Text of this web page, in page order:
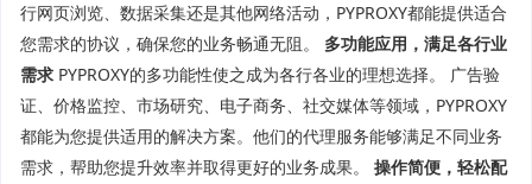
行网页浏览、数据采集还是其他网络活动，PYPROXY都能提供适合
您需求的协议，确保您的业务畅通无阻。 多功能应用，满足各行业
需求 PYPROXY的多功能性使之成为各行各业的理想选择。 广告验
证、价格监控、市场研究、电子商务、社交媒体等领域，PYPROXY
都能为您提供适用的解决方案。他们的代理服务能够满足不同业务
需求，帮助您提升效率并取得更好的业务成果。 操作简便，轻松配